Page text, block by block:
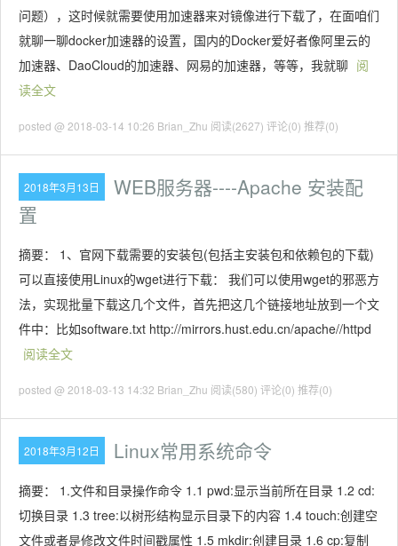
问题），这时候就需要使用加速器来对镜像进行下载了，在面咱们
就聊一聊docker加速器的设置，国内的Docker爱好者像阿里云的
加速器、DaoCloud的加速器、网易的加速器，等等，我就聊 阅
读全文
posted @ 2018-03-14 10:26 Brian_Zhu 阅读(2627) 评论(0) 推荐(0)
2018年3月13日
WEB服务器----Apache 安装配
置
摘要： 1、官网下载需要的安装包(包括主安装包和依赖包的下载)
可以直接使用Linux的wget进行下载： 我们可以使用wget的邪恶方
法，实现批量下载这几个文件，首先把这几个链接地址放到一个文
件中：比如software.txt http://mirrors.hust.edu.cn/apache//httpd
阅读全文
posted @ 2018-03-13 14:32 Brian_Zhu 阅读(580) 评论(0) 推荐(0)
2018年3月12日 Linux常用系统命令
摘要： 1.文件和目录操作命令 1.1 pwd:显示当前所在目录 1.2 cd:
切换目录 1.3 tree:以树形结构显示目录下的内容 1.4 touch:创建空
文件或者是修改文件时间戳属性 1.5 mkdir:创建目录 1.6 cp:复制